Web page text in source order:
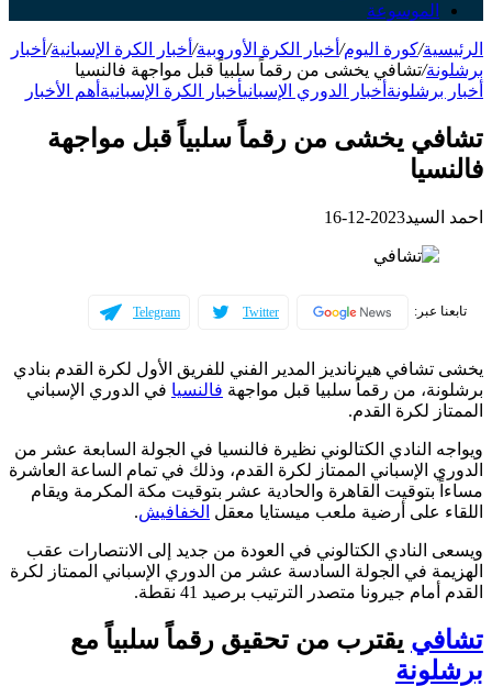
الموسوعة
الرئيسية/كورة اليوم/ أخبار الكرة الأوروبية/ أخبار الكرة الإسبانية/ أخبار
برشلونة/تشافي يخشى من رقماً سلبياً قبل مواجهة فالنسيا
أخبار برشلونة أخبار الدوري الإسبانيأخبار الكرة الإسبانية أهم الأخبار
تشافي يخشى من رقماً سلبياً قبل مواجهة
فالنسيا
احمد السيد2023-12-16
تابعنا عبر: Twitter
Telegram
يخشى تشافي هيرنانديز المدير الفني للفريق الأول لكرة القدم بنادي
برشلونة، من رقماً سلبيا قبل مواجهة فالنسيا في الدوري الإسباني
الممتاز لكرة القدم.
ويواجه النادي الكتالوني نظيرة فالنسيا في الجولة السابعة عشر من
الدوري الإسباني الممتاز لكرة القدم، وذلك في تمام الساعة العاشرة
مساءاً بتوقيت القاهرة والحادية عشر بتوقيت مكة المكرمة ويقام
اللقاء على أرضية ملعب ميستايا معقل الخفافيش.
ويسعى النادي الكتالوني في العودة من جديد إلى الانتصارات عقب
الهزيمة في الجولة السادسة عشر من الدوري الإسباني الممتاز لكرة
القدم أمام جيرونا متصدر الترتيب برصيد 41 نقطة.
تشافي يقترب من تحقيق رقماً سلبياً مع
برشلونة